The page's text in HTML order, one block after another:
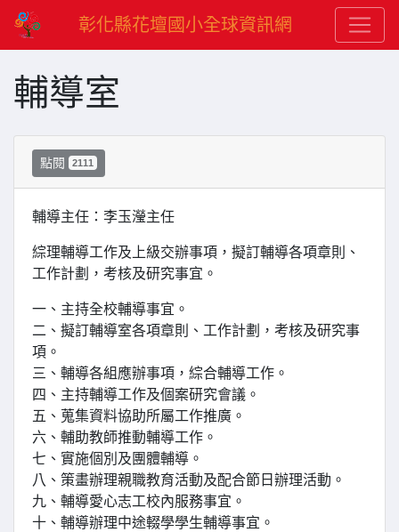
彰化縣花壇國小全球資訊網
輔導室
點閱 2111
輔導主任：李玉瀅主任
綜理輔導工作及上級交辦事項，擬訂輔導各項章則、
工作計劃，考核及研究事宜。
一、主持全校輔導事宜。
二、擬訂輔導室各項章則、工作計劃，考核及研究事
項。
三、輔導各組應辦事項，綜合輔導工作。
四、主持輔導工作及個案研究會議。
五、蒐集資料協助所屬工作推廣。
六、輔助教師推動輔導工作。
七、實施個別及團體輔導。
八、策畫辦理親職教育活動及配合節日辦理活動。
九、輔導愛心志工校內服務事宜。
十、輔導辦理中途輟學學生輔導事宜。